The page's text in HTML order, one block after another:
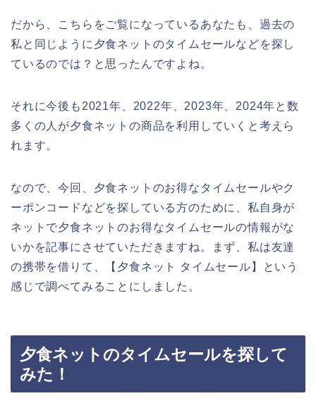
だから、こちらをご覧になっているあなたも、過去の
私と同じように夕食ネットのタイムセールなどを探し
ているのでは？と思ったんですよね。
それに今後も2021年、2022年、2023年、2024年と数
多くの人が夕食ネットの商品を利用していくと考えら
れます。
なので、今回、夕食ネットのお得なタイムセールやク
ーポンコードなどを探している方のために、私自身が
ネットで夕食ネットのお得なタイムセールの情報がな
いかを記事にさせていただきますね。まず、私は友達
の携帯を借りて、【夕食ネット タイムセール】という
感じで調べてみることにしました。
夕食ネットのタイムセールを探して
みた！